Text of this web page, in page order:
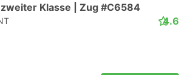
Klasse | Zug #C6584
4.6